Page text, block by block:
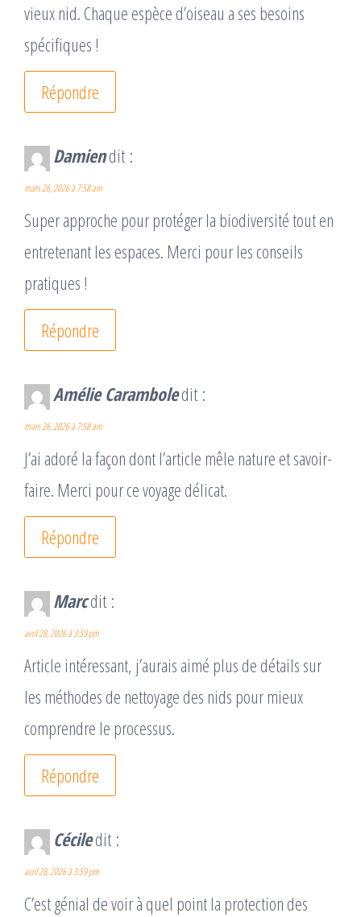
vieux nid. Chaque espèce d’oiseau a ses besoins
spécifiques !
Répondre
Damiendit :
mars 26, 2026 à 7:58 am
Super approche pour protéger la biodiversité tout en
entretenant les espaces. Merci pour les conseils
pratiques !
Répondre
Amélie Caramboledit :
mars 26, 2026 à 7:58 am
J’ai adoré la façon dont l’article mêle nature et savoir-
faire. Merci pour ce voyage délicat.
Répondre
Marcdit :
avril 28, 2026 à 3:59 pm
Article intéressant, j’aurais aimé plus de détails sur
les méthodes de nettoyage des nids pour mieux
comprendre le processus.
Répondre
Céciledit :
avril 28, 2026 à 3:59 pm
C’est génial de voir à quel point la protection des